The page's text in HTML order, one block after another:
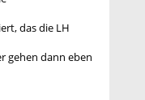
das die LH
gehen dann eben